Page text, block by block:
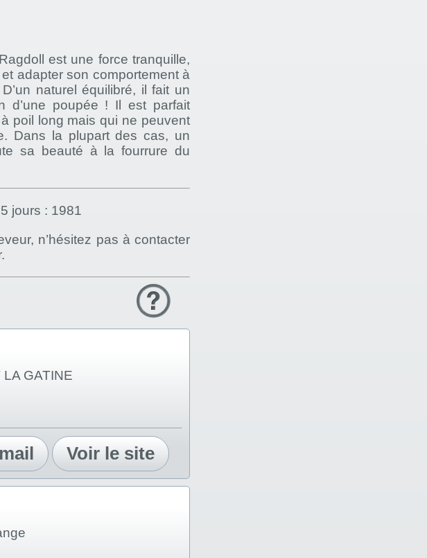
est une force tranquille,
adapter son comportement à
naturel équilibré, il fait un
d’une poupée ! Il est parfait
poil long mais qui ne peuvent
Dans la plupart des cas, un
sa beauté à la fourrure du
jours : 1981
n’hésitez pas à contacter
GATINE
Voir le site